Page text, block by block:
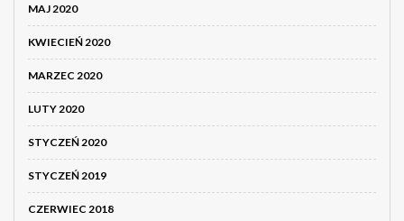
MAJ 2020
KWIECIEŃ 2020
MARZEC 2020
LUTY 2020
STYCZEŃ 2020
STYCZEŃ 2019
CZERWIEC 2018